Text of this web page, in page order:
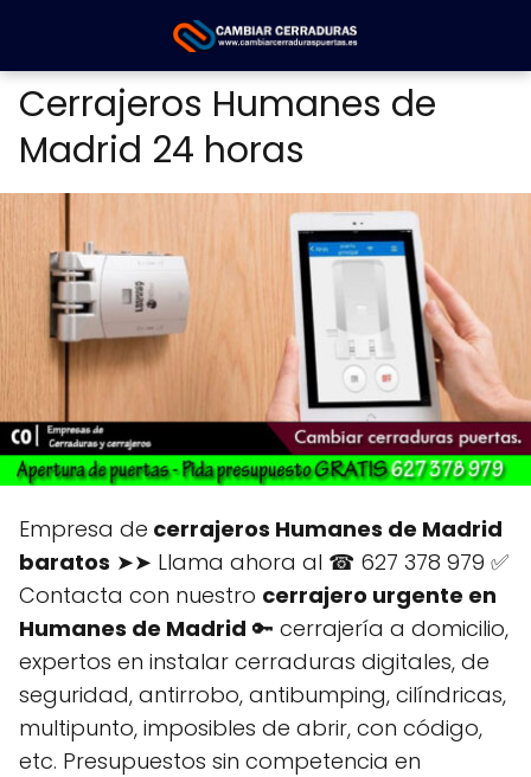
Cerrajeros Humanes de
Madrid 24 horas
Empresa de cerrajeros Humanes de Madrid
baratos ➤➤ Llama ahora al ☎ 627 378 979 ✅
Contacta con nuestro cerrajero urgente en
Humanes de Madrid 🔑 cerrajería a domicilio,
expertos en instalar cerraduras digitales, de
seguridad, antirrobo, antibumping, cilíndricas,
multipunto, imposibles de abrir, con código,
etc. Presupuestos sin competencia en